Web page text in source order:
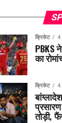
क्रिकेट 4
PBKS
का
क्रिकेट 4
तोड़ी,